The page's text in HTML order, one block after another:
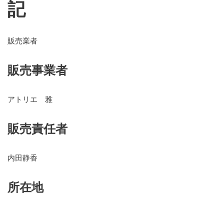
記
販売業者
販売事業者
アトリエ 雅
販売責任者
内田静香
所在地